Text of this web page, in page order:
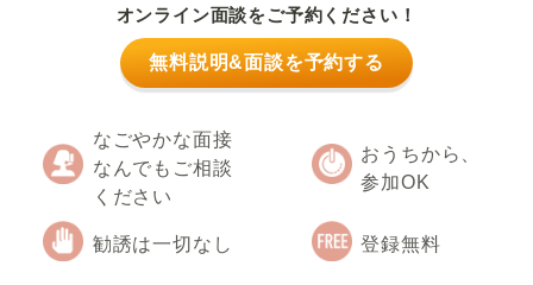
オンライン面談をご予約ください！
無料説明&面談を予約する
なごやかな面接
なんでもご相談
ください
おうちから、
参加OK
勧誘は一切なし 登録無料